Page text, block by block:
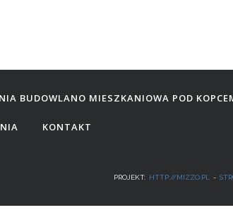
BUDOWLANO MIESZKANIOWA POD
KONTAKT
PROJEKT: HTTP://MIZZO.PL -